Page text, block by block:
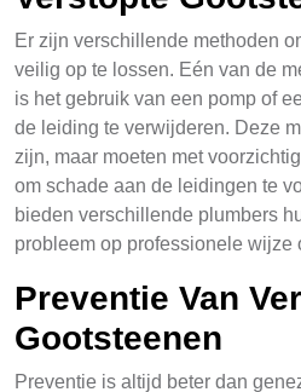
Er zijn verschillende methoden
veilig op te lossen. Eén van de
is het gebruik van een pomp of
de leiding te verwijderen. Deze
zijn, maar moeten met
om schade aan de leidingen te
bieden verschillende plumbers
probleem op professionele wijze
Preventie Van
Gootsteenen
Preventie is altijd beter dan